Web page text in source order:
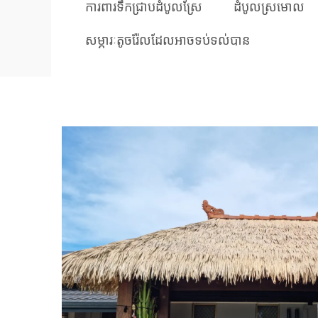
ការពារទឹកជ្រាបដំបូលស្រែ ដំបូលស្រមោល
សម្ភារៈតូចរ៉ែលដែលអាចទប់ទល់បាន